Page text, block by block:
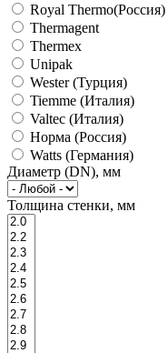
Royal Thermo(Россия)
Thermagent
Thermex
Unipak
Wester (Турция)
Tiemme (Италия)
Valtec (Италия)
Норма (Россия)
Watts (Германия)
Диаметр (DN), мм
Толщина стенки, мм